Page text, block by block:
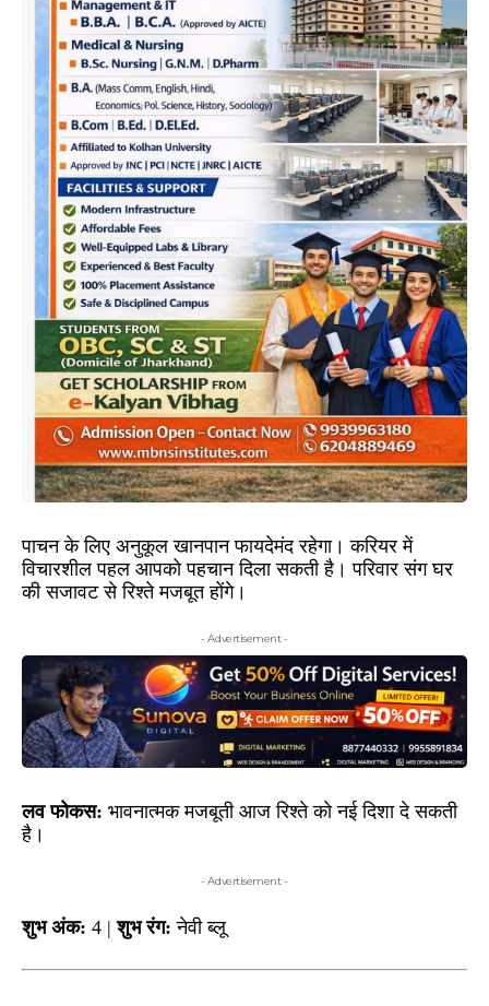
पाचन के लिए अनुकूल खानपान फायदेमंद रहेगा। करियर में
विचारशील पहल आपको पहचान दिला सकती है। परिवार संग घर
की सजावट से रिश्ते मजबूत होंगे।
- Advertisement -
लव फोकस: भावनात्मक मजबूती आज रिश्ते को नई दिशा दे सकती
है।
- Advertisement -
शुभ अंक: 4 |शुभ रंग: नेवी ब्लू